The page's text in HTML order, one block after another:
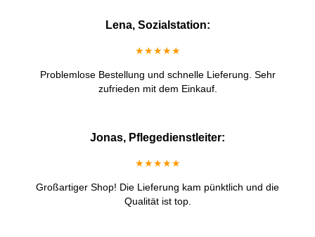
Lena, Sozialstation:
★★★★★
Problemlose Bestellung und schnelle Lieferung. Sehr
zufrieden mit dem Einkauf.
Jonas, Pflegedienstleiter:
★★★★★
Großartiger Shop! Die Lieferung kam pünktlich und die
Qualität ist top.